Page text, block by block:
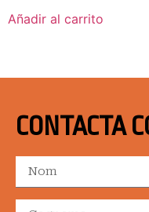
Añadir al carrito
CONTACTA